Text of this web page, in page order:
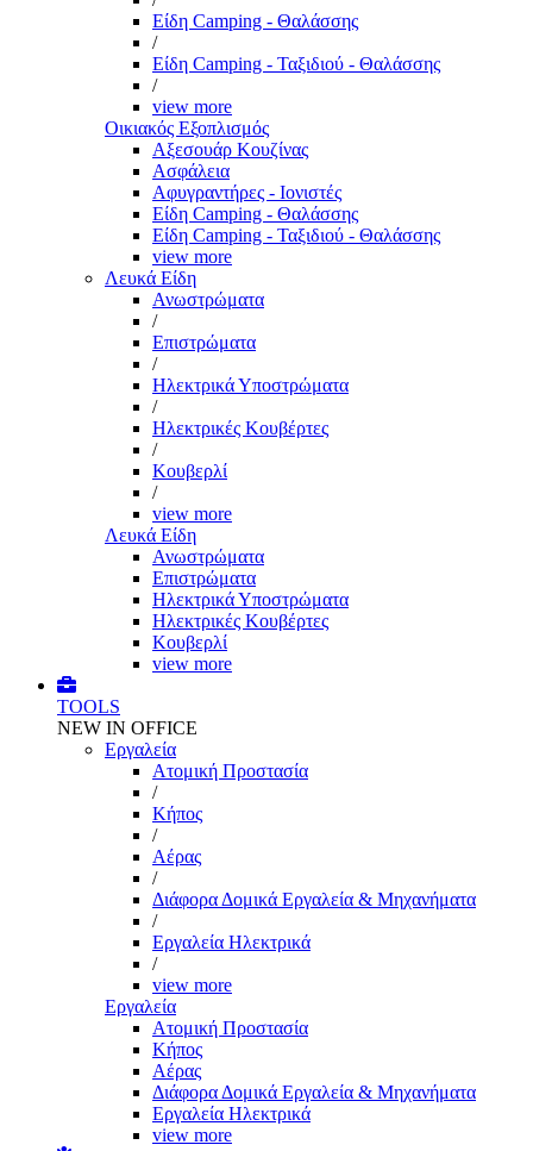
Είδη Camping - Θαλάσσης
/
Είδη Camping - Ταξιδιού - Θαλάσσης
/
view more
Οικιακός Εξοπλισμός
Αξεσουάρ Κουζίνας
Ασφάλεια
Αφυγραντήρες - Ιονιστές
Είδη Camping - Θαλάσσης
Είδη Camping - Ταξιδιού - Θαλάσσης
view more
Λευκά Είδη
Ανωστρώματα
/
Επιστρώματα
/
Ηλεκτρικά Υποστρώματα
/
Ηλεκτρικές Κουβέρτες
/
Κουβερλί
/
view more
Λευκά Είδη
Ανωστρώματα
Επιστρώματα
Ηλεκτρικά Υποστρώματα
Ηλεκτρικές Κουβέρτες
Κουβερλί
view more
TOOLS
NEW IN OFFICE
Εργαλεία
Aτομική Προστασία
/
Kήπος
/
Αέρας
/
Διάφορα Δομικά Εργαλεία & Μηχανήματα
/
Εργαλεία Ηλεκτρικά
/
view more
Εργαλεία
Aτομική Προστασία
Kήπος
Αέρας
Διάφορα Δομικά Εργαλεία & Μηχανήματα
Εργαλεία Ηλεκτρικά
view more